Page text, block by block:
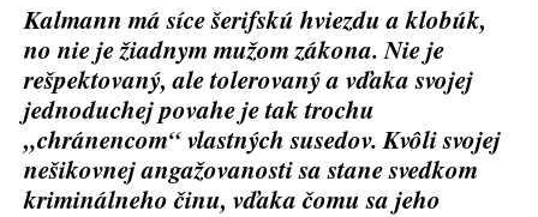
Kalmann má síce šerifskú hviezdu a klobúk,
no nie je žiadnym mužom zákona. Nie je
rešpektovaný, ale tolerovaný a vďaka svojej
jednoduchej povahe je tak trochu
„chránencom“ vlastných susedov. Kvôli svojej
nešikovnej angažovanosti sa stane svedkom
kriminálneho činu, vďaka čomu sa jeho